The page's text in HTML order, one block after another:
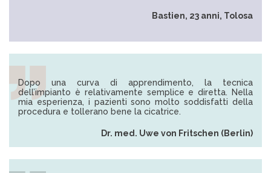
Bastien, 23 anni, Tolosa
Dopo una curva di apprendimento, la tecnica
dell’impianto è relativamente semplice e diretta. Nella
mia esperienza, i pazienti sono molto soddisfatti della
procedura e tollerano bene la cicatrice.
Dr. med. Uwe von Fritschen (Berlin)